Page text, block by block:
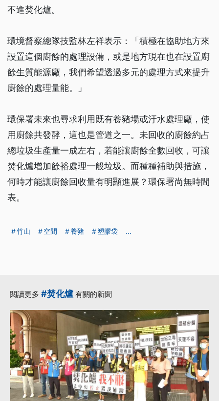
不進焚化爐。
環境督察總隊技監林左祥表示：「積極在協助地方來
設置這個廚餘的處理設備，或是地方現在也在設置廚
餘生質能源廠，我們希望透過多元的處理方式來提升
廚餘的處理量能。」
環保署未來也尋求利用既有養豬場或汙水處理廠，使
用廚餘共發酵，這也是管道之一。未回收的廚餘約占
總垃圾生產量一成左右，若能讓廚餘全數回收，可讓
焚化爐增加餘裕處理一般垃圾。而種種補助與措施，
何時才能讓廚餘回收量有明顯進展？環保署尚無時間
表。
竹山 空間 養豬 塑膠袋 ...
閱讀更多 #焚化爐 有關的新聞